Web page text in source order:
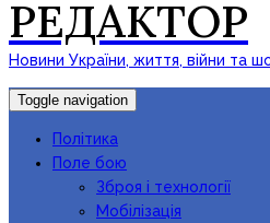
РЕДАКТОР
Новини України, життя, війни та
Toggle navigation
Політика
Поле бою
Зброя і технології
Мобілізація